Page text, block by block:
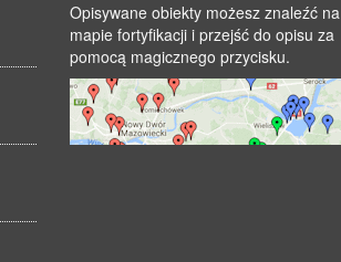
Opisywane obiekty możesz znaleźć na
mapie fortyfikacji i przejść do opisu za
pomocą magicznego przycisku.